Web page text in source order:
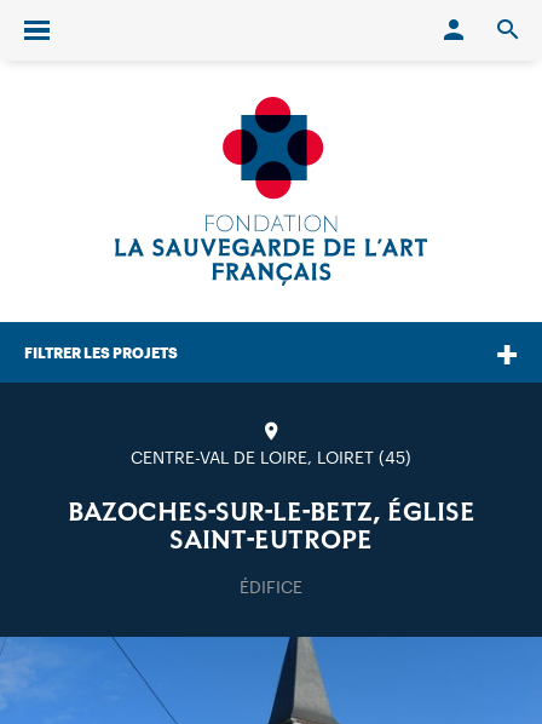
Ouvrir/fermer le menu
FILTRER LES PROJETS
CENTRE-VAL DE LOIRE, LOIRET (45)
BAZOCHES-SUR-LE-BETZ, ÉGLISE
SAINT-EUTROPE
ÉDIFICE